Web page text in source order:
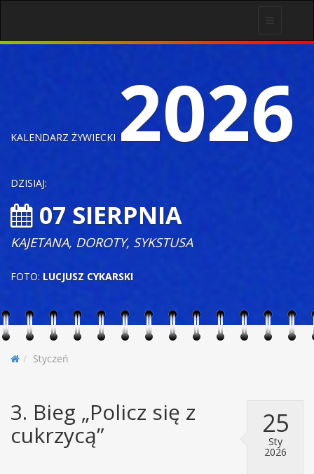
KALENDARZ ŻYWIECKI 2026
DZISIAJ:
07 SIERPNIA
KAJETANA, DOROTY, SYKSTUSA
FOTO: LUCJUSZ CYKARSKI
Styczeń
25
Sty
2026
3. Bieg „Policz się z
cukrzycą”